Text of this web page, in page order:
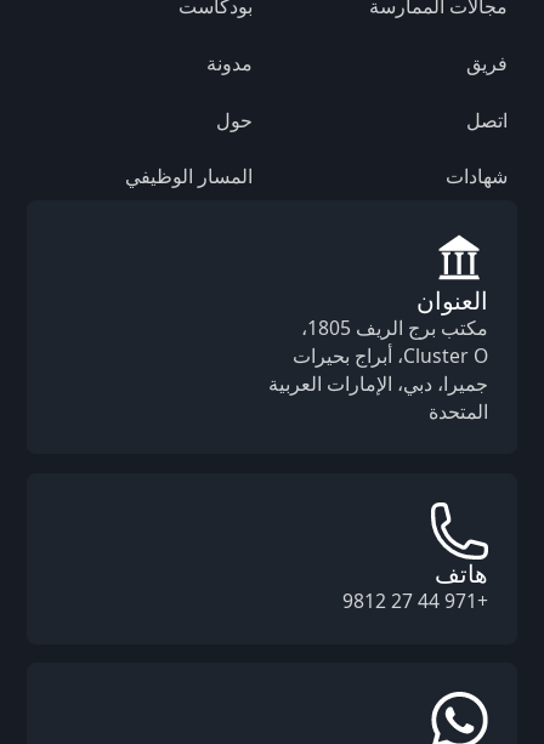
مجالات الممارسة بودكاست
فريق مدونة
اتصل حول
شهادات المسار الوظيفي
العنوان
مكتب برج الريف 1805،
Cluster O، أبراج بحيرات
جميرا، دبي، الإمارات العربية
المتحدة
هاتف
+971 44 27 9812